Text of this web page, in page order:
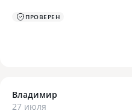
ПРОВЕРЕН
Владимир
27 июля